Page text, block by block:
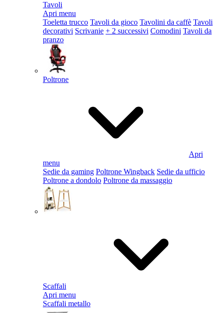
Tavoli
Apri menu
Toeletta trucco Tavoli da gioco Tavolini da caffè Tavoli
decorativi Scrivanie + 2 successivi Comodini Tavoli da
pranzo
Poltrone
Apri
menu
Sedie da gaming Poltrone Wingback Sedie da ufficio
Poltrone a dondolo Poltrone da massaggio
Scaffali
Apri menu
Scaffali metallo